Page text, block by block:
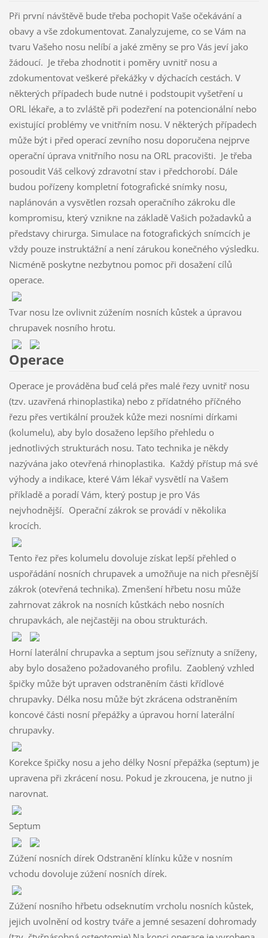
Při první návštěvě bude třeba pochopit Vaše očekávání a
obavy a vše zdokumentovat. Zanalyzujeme, co se Vám na
tvaru Vašeho nosu nelíbí a jaké změny se pro Vás jeví jako
žádoucí. Je třeba zhodnotit i poměry uvnitř nosu a
zdokumentovat veškeré překážky v dýchacích cestách. V
některých případech bude nutné i podstoupit vyšetření u
ORL lékaře, a to zvláště při podezření na potencionální nebo
existující problémy ve vnitřním nosu. V některých případech
může být i před operací zevního nosu doporučena nejprve
operační úprava vnitřního nosu na ORL pracovišti. Je třeba
posoudit Váš celkový zdravotní stav i předchorobí. Dále
budou pořízeny kompletní fotografické snímky nosu,
naplánován a vysvětlen rozsah operačního zákroku dle
kompromisu, který vznikne na základě Vašich požadavků a
představy chirurga. Simulace na fotografických snímcích je
vždy pouze instruktážní a není zárukou konečného výsledku.
Nicméně poskytne nezbytnou pomoc při dosažení cílů
operace.
Tvar nosu lze ovlivnit zúžením nosních kůstek a úpravou
chrupavek nosního hrotu.
Operace
Operace je prováděna buď celá přes malé řezy uvnitř nosu
(tzv. uzavřená rhinoplastika) nebo z přídatného příčného
řezu přes vertikální proužek kůže mezi nosními dírkami
(kolumelu), aby bylo dosaženo lepšího přehledu o
jednotlivých strukturách nosu. Tato technika je někdy
nazývána jako otevřená rhinoplastika. Každý přístup má své
výhody a indikace, které Vám lékař vysvětlí na Vašem
příkladě a poradí Vám, který postup je pro Vás
nejvhodnější. Operační zákrok se provádí v několika
krocích.
Tento řez přes kolumelu dovoluje získat lepší přehled o
uspořádání nosních chrupavek a umožňuje na nich přesnější
zákrok (otevřená technika). Zmenšení hřbetu nosu může
zahrnovat zákrok na nosních kůstkách nebo nosních
chrupavkách, ale nejčastěji na obou strukturách.
Horní laterální chrupavka a septum jsou seříznuty a sníženy,
aby bylo dosaženo požadovaného profilu. Zaoblený vzhled
špičky může být upraven odstraněním části křídlové
chrupavky. Délka nosu může být zkrácena odstraněním
koncové části nosní přepážky a úpravou horní laterální
chrupavky.
Korekce špičky nosu a jeho délky Nosní přepážka (septum) je
upravena při zkrácení nosu. Pokud je zkroucena, je nutno ji
narovnat.
Septum
Zúžení nosních dírek Odstranění klínku kůže v nosním
vchodu dovoluje zúžení nosních dírek.
Zúžení nosního hřbetu odseknutím vrcholu nosních kůstek,
jejich uvolnění od kostry tváře a jemné sesazení dohromady